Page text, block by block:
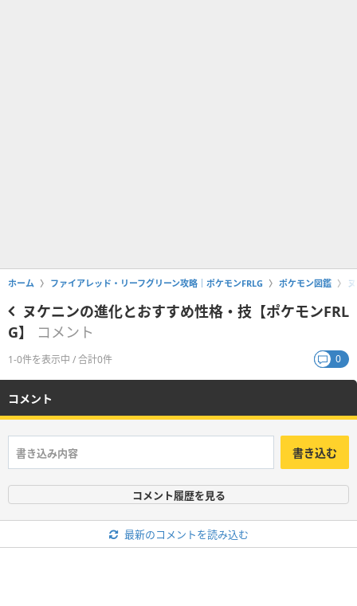
ホーム ファイアレッド・リーフグリーン攻略｜ポケモンFRLG ポケモン図鑑
ヌケニンの進化とおすすめ性格・技【ポケモンFRL
G】
コメント
1-0件を表示中 / 合計0件 0
コメント
書き込む
コメント履歴を見る
最新のコメントを読み込む